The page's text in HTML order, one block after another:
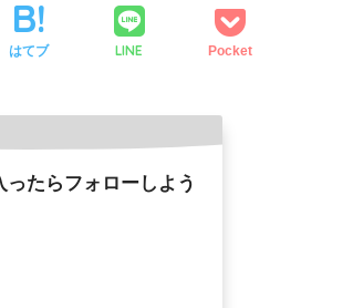
はてブ LINE Pocket
ったらフォローしよう